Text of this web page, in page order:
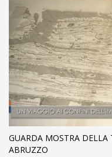
GUARDA MOSTRA
ABRUZZO